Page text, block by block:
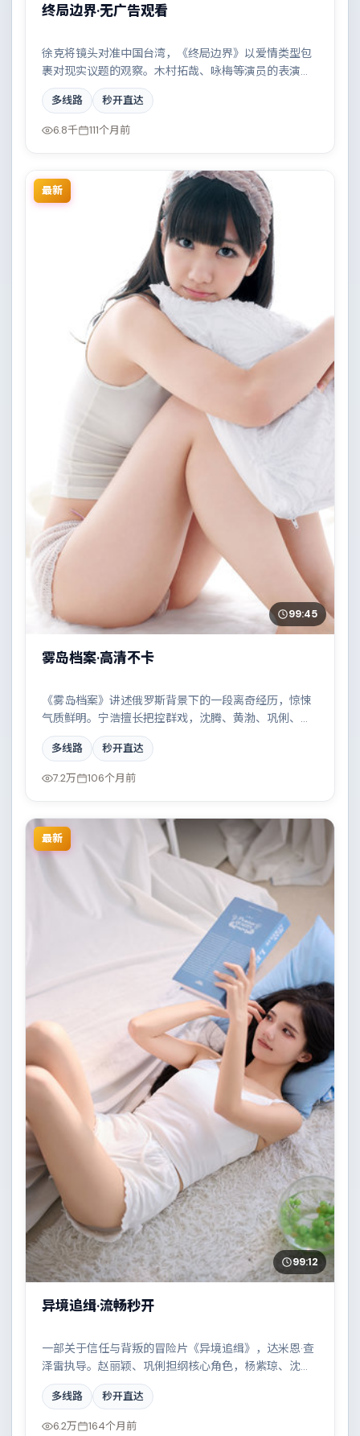
终局边界·无广告观看
徐克将镜头对准中国台湾，《终局边界》以爱情类型包
裹对现实议题的观察。木村拓哉、咏梅等演员的表演层
次丰富，小人物在时代洪流中的抉择令人唏嘘。全片在
类型元素与人文关怀之间取得平衡。
多线路 秒开直达
6.8千 111个月前
最新
99:45
雾岛档案·高清不卡
《雾岛档案》讲述俄罗斯背景下的一段离奇经历，惊悚
气质鲜明。宁浩擅长把控群戏，沈腾、黄渤、巩俐、吴
京共同撑起复杂人物关系，都市霓虹下的人性试炼与自
我救赎。
多线路 秒开直达
7.2万 106个月前
最新
99:12
异境追缉·流畅秒开
一部关于信任与背叛的冒险片《异境追缉》，达米恩·查
泽雷执导。赵丽颖、巩俐担纲核心角色，杨紫琼、沈腾
等实力加盟，取景与班底多来自法国。雨夜、旧楼与一
封未寄出的信构成叙事起点。结尾留白耐人寻味。
多线路 秒开直达
6.2万 164个月前